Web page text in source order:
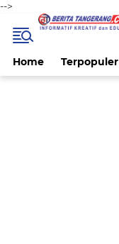
-->
Home Terpopuler